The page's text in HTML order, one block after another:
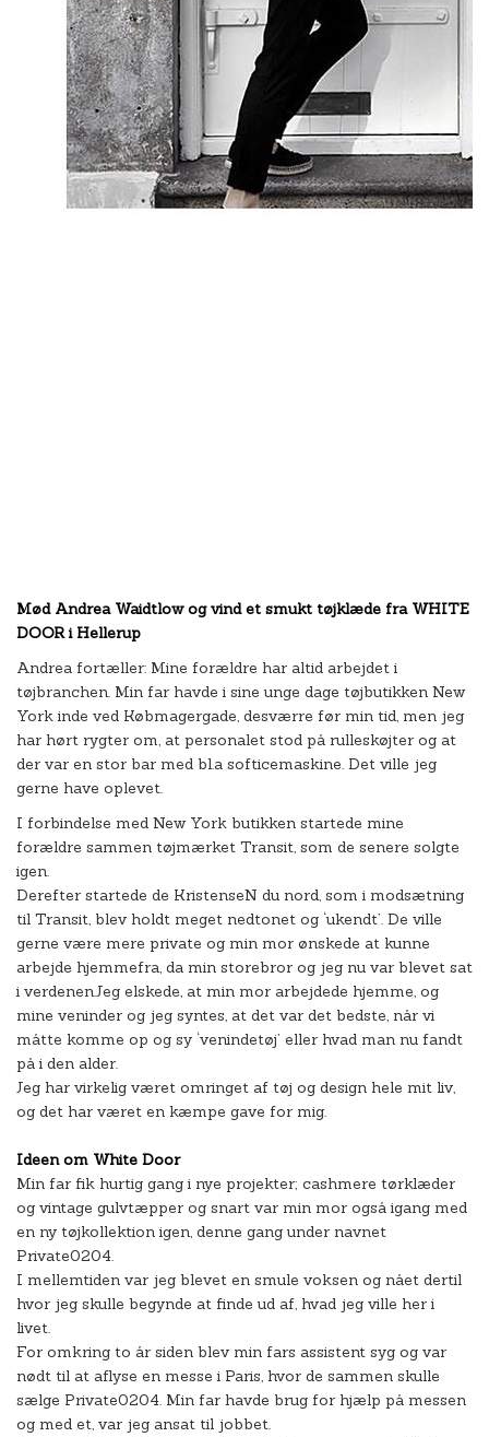
Mød Andrea Waidtlow og vind et smukt tøjklæde fra WHITE
DOOR i Hellerup
Andrea fortæller: Mine forældre har altid arbejdet i
tøjbranchen. Min far havde i sine unge dage tøjbutikken New
York inde ved Købmagergade, desværre før min tid, men jeg
har hørt rygter om, at personalet stod på rulleskøjter og at
der var en stor bar med bl.a softicemaskine. Det ville jeg
gerne have oplevet.
I forbindelse med New York butikken startede mine
forældre sammen tøjmærket Transit, som de senere solgte
igen.
Derefter startede de KristenseN du nord, som i modsætning
til Transit, blev holdt meget nedtonet og ‘ukendt’. De ville
gerne være mere private og min mor ønskede at kunne
arbejde hjemmefra, da min storebror og jeg nu var blevet sat
i verdenen.Jeg elskede, at min mor arbejdede hjemme, og
mine veninder og jeg syntes, at det var det bedste, når vi
måtte komme op og sy ‘venindetøj’ eller hvad man nu fandt
på i den alder.
Jeg har virkelig været omringet af tøj og design hele mit liv,
og det har været en kæmpe gave for mig.
Ideen om White Door
Min far fik hurtig gang i nye projekter; cashmere tørklæder
og vintage gulvtæpper og snart var min mor også igang med
en ny tøjkollektion igen, denne gang under navnet
Private0204.
I mellemtiden var jeg blevet en smule voksen og nået dertil
hvor jeg skulle begynde at finde ud af, hvad jeg ville her i
livet.
For omkring to år siden blev min fars assistent syg og var
nødt til at aflyse en messe i Paris, hvor de sammen skulle
sælge Private0204. Min far havde brug for hjælp på messen
og med et, var jeg ansat til jobbet.